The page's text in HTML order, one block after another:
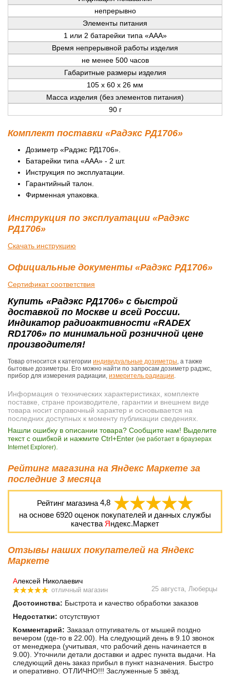
непрерывно
Элементы питания
1 или 2 батарейки типа «ААА»
Время непрерывной работы изделия
не менее 500 часов
Габаритные размеры изделия
105 x 60 x 26 мм
Масса изделия (без элементов питания)
90 г
Комплект поставки «Радэкс РД1706»
Дозиметр «Радэкс РД1706».
Батарейки типа «ААА» - 2 шт.
Инструкция по эксплуатации.
Гарантийный талон.
Фирменная упаковка.
Инструкция по эксплуатации «Радэкс
РД1706»
Скачать инструкцию
Официальные документы «Радэкс РД1706»
Сертификат соответствия
Купить «Радэкс РД1706» с быстрой
доставкой по Москве и всей России.
Индикатор радиоактивности «RADEX
RD1706» по минимальной розничной цене
производителя!
Товар относится к категории индивидуальные дозиметры , а также
бытовые дозиметры. Его можно найти по запросам дозиметр радэкс,
прибор для измерения радиации, измеритель радиации
Информация о технических характеристиках, комплекте
поставке, стране производителе, гарантии и внешнем виде
товара носит справочный характер и основывается на
последних доступных к моменту публикации сведениях.
Нашли ошибку в описании товара? Сообщите нам! Выделите
текст с ошибкой и нажмите Ctrl+Enter (не работает в браузерах
Internet Explorer)
Рейтинг магазина на Яндекс Маркете за
последние 3 месяца
Рейтинг магазина 4,8
на основе 6920 оценок покупателей и данных службы
качества Яндекс.Маркет
Отзывы наших покупателей на Яндекс
Маркете
Алексей Николаевич
отличный магазин 25 августа, Люберцы
Достоинства: Быстрота и качество обработки заказов
Недостатки: отсутствуют
Комментарий: Заказал отпугиватель от мышей поздно
вечером (где-то в 22.00). На следующий день в 9.10 звонок
от менеджера (учитывая, что рабочий день начинается в
9.00). Уточнили детали доставки и адрес пункта выдачи. На
следующий день заказ прибыл в пункт назначения. Быстро
и оперативно. ОТЛИЧНО!!! Заслуженные 5 звёзд.